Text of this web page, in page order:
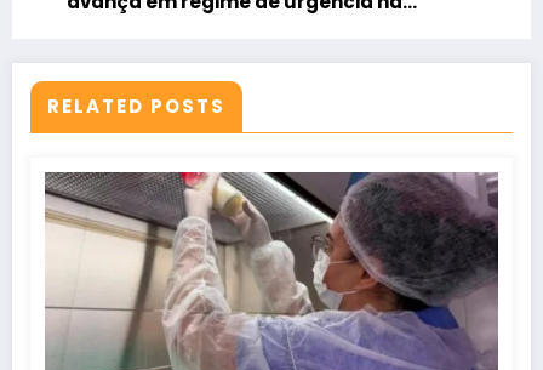
RELATED POSTS